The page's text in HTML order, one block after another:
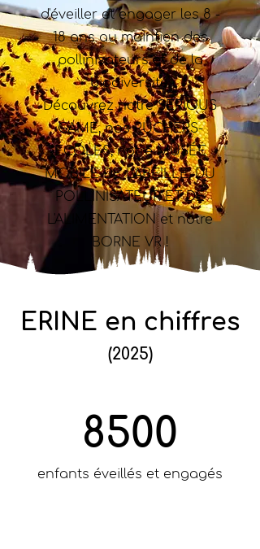
d'éveiller et engager les 8 -
18 ans au maintien des
pollinisateurs et de la
biodiversité.
Découvrez notre SERIOUS
GAME, nos RUCHERS-
ÉCOLES, notre MUSÉE
MOBILE DE L'ABEILLE, DU
POLLINISATEUR ET DE
L'ALIMENTATION et notre
BORNE VR !
ERINE en chiffres
(2025)
8500
enfants éveillés et engagés